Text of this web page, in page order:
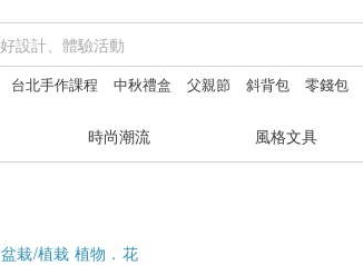
台北手作課程 中秋禮盒 父親節 斜背包 零錢包
時尚潮流 風格文具
盆栽/植栽 植物．花